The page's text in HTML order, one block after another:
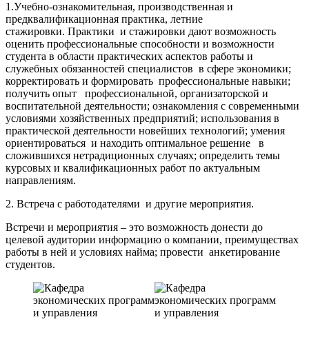
1.Учебно-ознакомительная, производственная и
предквалификационная практика, летние
стажировки. Практики и стажировки дают возможность
оценить профессиональные способности и возможности
студента в области практических аспектов работы и
служебных обязанностей специалистов в сфере экономики;
корректировать и формировать профессиональные навыки;
получить опыт профессиональной, организаторской и
воспитательной деятельности; ознакомления с современными
условиями хозяйственных предприятий; использования в
практической деятельности новейших технологий; умения
ориентироваться и находить оптимальное решение в
сложившихся нетрадиционных случаях; определить темы
курсовых и квалификационных работ по актуальным
направлениям.
2. Встреча с работодателями и другие мероприятия.
Встречи и мероприятия – это возможность донести до
целевой аудитории информацию о компании, преимуществах
работы в ней и условиях найма; провести анкетирование
студентов.